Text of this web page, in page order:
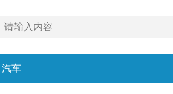
汽车